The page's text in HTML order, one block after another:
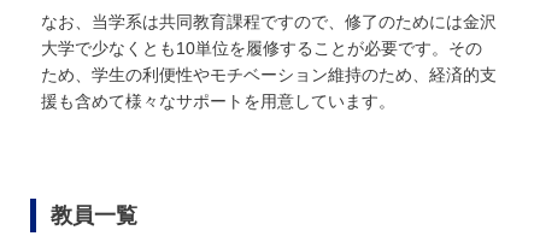
なお、当学系は共同教育課程ですので、修了のためには金沢
大学で少なくとも10単位を履修することが必要です。その
ため、学生の利便性やモチベーション維持のため、経済的支
援も含めて様々なサポートを用意しています。
教員一覧